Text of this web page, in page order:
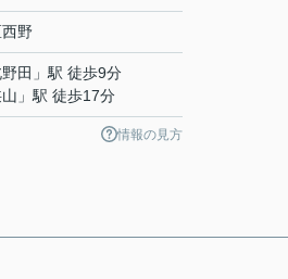
西野
田 」駅 徒歩9分
」駅 徒歩17分
情報の見方